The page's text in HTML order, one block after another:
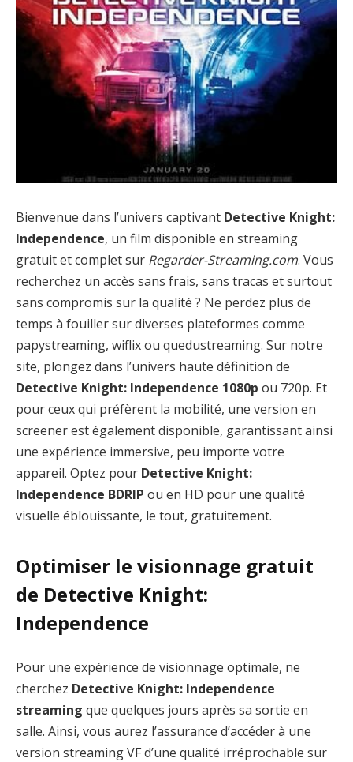
Bienvenue dans l’univers captivant Detective Knight:
Independence, un film disponible en streaming
gratuit et complet sur Regarder-Streaming.com. Vous
recherchez un accès sans frais, sans tracas et surtout
sans compromis sur la qualité ? Ne perdez plus de
temps à fouiller sur diverses plateformes comme
papystreaming, wiflix ou quedustreaming. Sur notre
site, plongez dans l’univers haute définition de
Detective Knight: Independence 1080p ou 720p. Et
pour ceux qui préfèrent la mobilité, une version en
screener est également disponible, garantissant ainsi
une expérience immersive, peu importe votre
appareil. Optez pour Detective Knight:
Independence BDRIP ou en HD pour une qualité
visuelle éblouissante, le tout, gratuitement.
Optimiser le visionnage gratuit
de Detective Knight:
Independence
Pour une expérience de visionnage optimale, ne
cherchez Detective Knight: Independence
streaming que quelques jours après sa sortie en
salle. Ainsi, vous aurez l’assurance d’accéder à une
version streaming VF d’une qualité irréprochable sur